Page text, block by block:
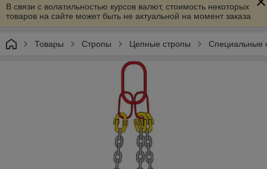
В связи с волатильностью курсов валют, стоимость некоторых
товаров на сайте может быть не актуальной на момент заказа
Товары Стропы Цепные стропы Специальные